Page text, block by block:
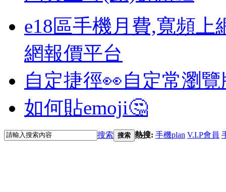
e18區手機月費,寬頻上
網報價平台
自定捷徑👀自定常瀏
如何貼emoji🤔
搜索 搜索 熱搜: 手機plan V.I.P會員